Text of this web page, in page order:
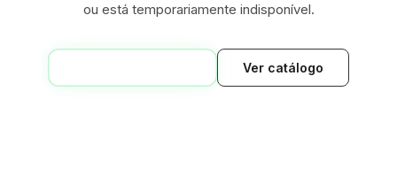
ou está temporariamente indisponível.
Ver catálogo